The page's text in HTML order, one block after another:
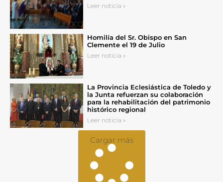
Leer noticia »
Homilía del Sr. Obispo en San
Clemente el 19 de Julio
Leer noticia »
La Provincia Eclesiástica de Toledo y
la Junta refuerzan su colaboración
para la rehabilitación del patrimonio
histórico regional
Leer noticia »
Cargar más